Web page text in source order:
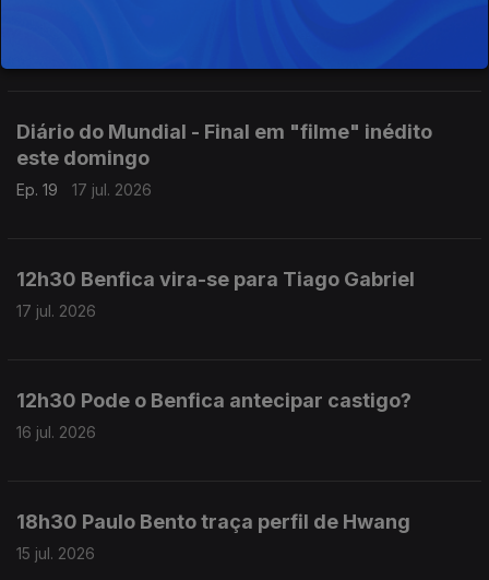
Diário do Mundial - Final em "filme" inédito
este domingo
Ep. 19 17 jul. 2026
12h30 Benfica vira-se para Tiago Gabriel
17 jul. 2026
12h30 Pode o Benfica antecipar castigo?
16 jul. 2026
18h30 Paulo Bento traça perfil de Hwang
15 jul. 2026